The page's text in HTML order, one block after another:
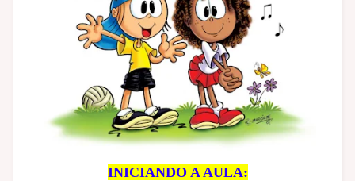
INICIANDO A AULA: